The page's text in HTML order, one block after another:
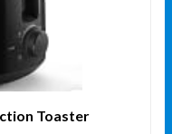
Toaster